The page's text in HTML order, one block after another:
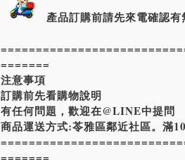
產品訂購前請先來電確認有
=======
注意事項
訂購前先看購物說明
有任何問題，歡迎在@LINE中提問
商品運送方式:苓雅區鄰近社區。滿